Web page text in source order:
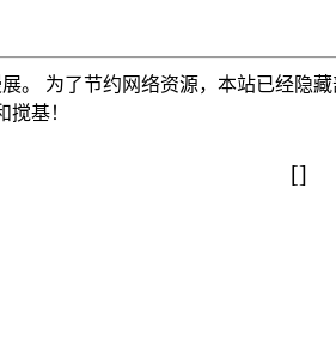
。 为了节约网络资源，本站已经隐
基！
[]